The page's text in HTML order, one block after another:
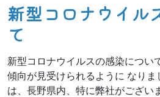
新型コロナウイル
て
新型コロナウイルスの感染につい
傾向が見受けられるように なりま
は、長野県内、特に弊社がござい